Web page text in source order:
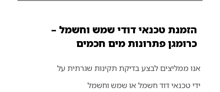
הזמנת טכנאי דודי שמש וחשמל –
כרומגן פתרונות מים חכמים
אנו ממליצים לבצע בדיקת תקינות שגרתית על
ידי טכנאי דוד חשמל או שמש וחשמל